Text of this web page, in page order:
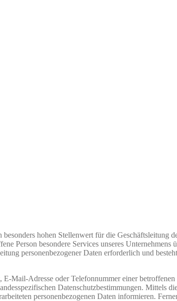
hohen Stellenwert für die Geschäftsleitung
Person besondere Services unseres
personenbezogener Daten erforderlich und
Mail-Adresse oder Telefonnummer einer
Datenschutzbestimmungen. Mittels
personenbezogenen Daten informieren.